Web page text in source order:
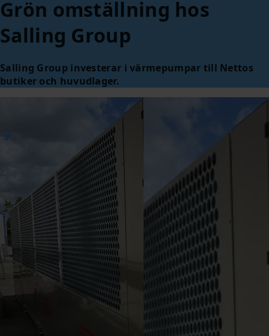
Grön omställning hos
Salling Group
Salling Group investerar i värmepumpar till Nettos
butiker och huvudlager.